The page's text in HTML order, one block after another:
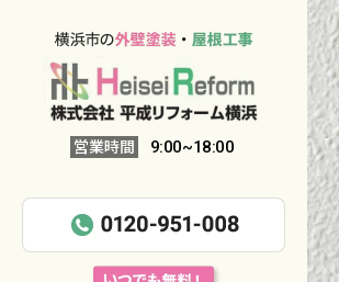
営業時間 9:00~18:00